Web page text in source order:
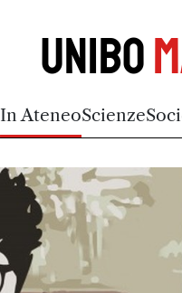
Unibo
In AteneoScienze